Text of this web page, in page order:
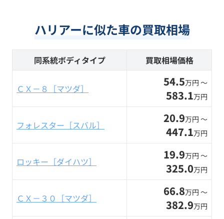
ハリアーに似た車の買取相場
同系統ボディタイプ 買取相場価格
ＣＸ－８［マツダ］ 54.5万円 〜
583.1万円
フォレスター［スバル］ 20.9万円 〜
447.1万円
ロッキー［ダイハツ］ 19.9万円 〜
325.0万円
ＣＸ－３０［マツダ］ 66.8万円 〜
382.9万円